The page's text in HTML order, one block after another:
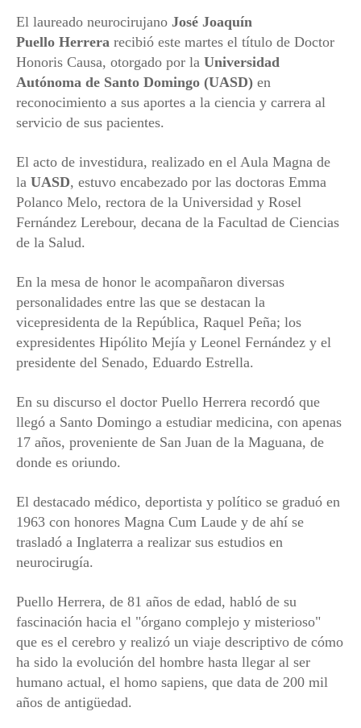
El laureado neurocirujano José Joaquín
Puello Herrera recibió este martes el título de Doctor
Honoris Causa, otorgado por la Universidad
Autónoma de Santo Domingo (UASD) en
reconocimiento a sus aportes a la ciencia y carrera al
servicio de sus pacientes.
El acto de investidura, realizado en el Aula Magna de
la UASD, estuvo encabezado por las doctoras Emma
Polanco Melo, rectora de la Universidad y Rosel
Fernández Lerebour, decana de la Facultad de Ciencias
de la Salud.
En la mesa de honor le acompañaron diversas
personalidades entre las que se destacan la
vicepresidenta de la República, Raquel Peña; los
expresidentes Hipólito Mejía y Leonel Fernández y el
presidente del Senado, Eduardo Estrella.
En su discurso el doctor Puello Herrera recordó que
llegó a Santo Domingo a estudiar medicina, con apenas
17 años, proveniente de San Juan de la Maguana, de
donde es oriundo.
El destacado médico, deportista y político se graduó en
1963 con honores Magna Cum Laude y de ahí se
trasladó a Inglaterra a realizar sus estudios en
neurocirugía.
Puello Herrera, de 81 años de edad, habló de su
fascinación hacia el "órgano complejo y misterioso"
que es el cerebro y realizó un viaje descriptivo de cómo
ha sido la evolución del hombre hasta llegar al ser
humano actual, el homo sapiens, que data de 200 mil
años de antigüedad.